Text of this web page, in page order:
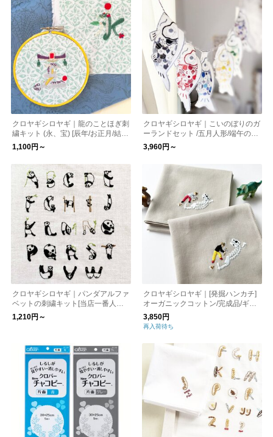
クロヤギシロヤギ｜龍のことほぎ刺
繍キット (永、宝) [辰年/お正月/結婚
式/おひなまつり/図案付/竜]
1,100円～
クロヤギシロヤギ｜こいのぼりのガ
ーランドセット /五月人形/端午の節
句/こどもの日
3,960円～
クロヤギシロヤギ｜パンダアルファ
ベットの刺繍キット[当店一番人気/
初心者向け/図案付/入園入学/通園］
1,210円～
クロヤギシロヤギ｜[発掘ハンカチ]
オーガニックコットン/完成品/ギフ
トに
3,850円
再入荷待ち